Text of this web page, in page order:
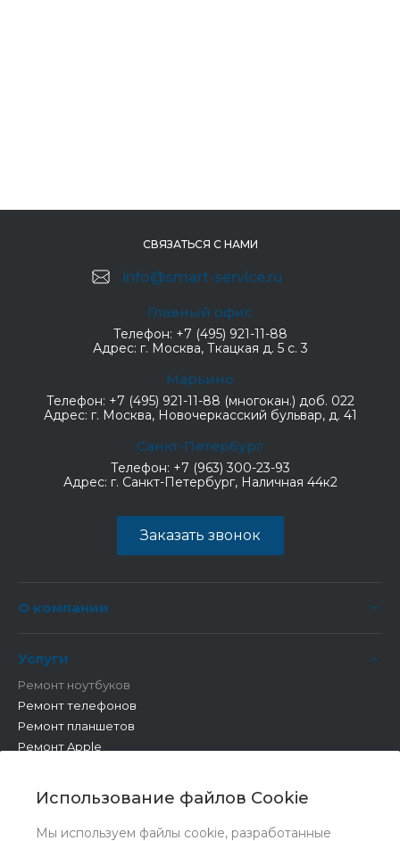
Использование файлов Cookie
Мы используем файлы cookie, разработанные
СВЯЗАТЬСЯ С НАМИ
info@smart-service.ru
Главный офис
Телефон: +7 (495) 921-11-88
Адрес: г. Москва, Ткацкая д. 5 с. 3
Марьино
Телефон: +7 (495) 921-11-88 (многокан.) доб. 022
Адрес: г. Москва, Новочеркасский бульвар, д. 41
Санкт-Петербург
Телефон: +7 (963) 300-23-93
Адрес: г. Санкт-Петербург, Наличная 44к2
Заказать звонок
О компании
Услуги
Ремонт ноутбуков
Ремонт телефонов
Ремонт планшетов
Ремонт Apple